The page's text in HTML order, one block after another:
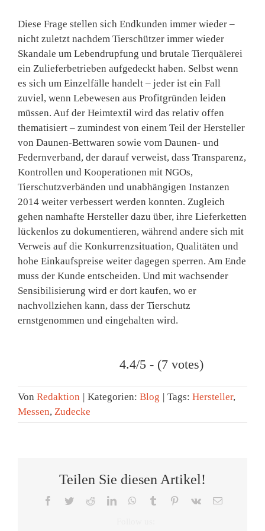
Diese Frage stellen sich Endkunden immer wieder –
nicht zuletzt nachdem Tierschützer immer wieder
Skandale um Lebendrupfung und brutale Tierquälerei
ein Zulieferbetrieben aufgedeckt haben. Selbst wenn
es sich um Einzelfälle handelt – jeder ist ein Fall
zuviel, wenn Lebewesen aus Profitgründen leiden
müssen. Auf der Heimtextil wird das relativ offen
thematisiert – zumindest von einem Teil der Hersteller
von Daunen-Bettwaren sowie vom Daunen- und
Federnverband, der darauf verweist, dass Transparenz,
Kontrollen und Kooperationen mit NGOs,
Tierschutzverbänden und unabhängigen Instanzen
2014 weiter verbessert werden konnten. Zugleich
gehen namhafte Hersteller dazu über, ihre Lieferketten
lückenlos zu dokumentieren, während andere sich mit
Verweis auf die Konkurrenzsituation, Qualitäten und
hohe Einkaufspreise weiter dagegen sperren. Am Ende
muss der Kunde entscheiden. Und mit wachsender
Sensibilisierung wird er dort kaufen, wo er
nachvollziehen kann, dass der Tierschutz
ernstgenommen und eingehalten wird.
4.4/5 - (7 votes)
Von Redaktion Kategorien: Blog Tags: Hersteller,
Messen, Zudecke
Teilen Sie diesen Artikel!
Facebook
TwitterRedditLinkedInWhatsApp
Tumblr Pinterest
Vk
E-